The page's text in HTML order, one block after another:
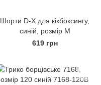
Шорти D-X для кікбоксингу,
синій, розмір M
619 грн